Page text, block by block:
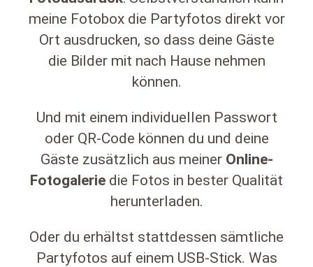
meine Fotobox die Partyfotos direkt vor
Ort ausdrucken, so dass deine Gäste
die Bilder mit nach Hause nehmen
können.
Und mit einem individuellen Passwort
oder QR-Code können du und deine
Gäste zusätzlich aus meiner Online-
Fotogalerie die Fotos in bester Qualität
herunterladen.
Oder du erhältst stattdessen sämtliche
Partyfotos auf einem USB-Stick. Was